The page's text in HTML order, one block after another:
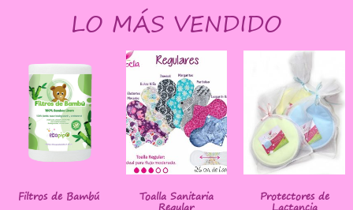
LO MÁS VENDIDO
Filtros de Bambú Toalla Sanitaria Protectores de